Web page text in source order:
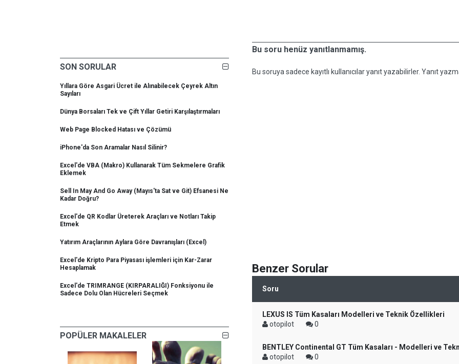
SON SORULAR
Yıllara Göre Asgari Ücret ile Alınabilecek Çeyrek Altın
Sayıları
Dünya Borsaları Tek ve Çift Yıllar Getiri Karşılaştırmaları
Web Page Blocked Hatası ve Çözümü
iPhone'da Son Aramalar Nasıl Silinir?
Excel'de VBA (Makro) Kullanarak Tüm Sekmelere Grafik
Eklemek
Sell In May And Go Away (Mayıs'ta Sat ve Git) Efsanesi Ne
Kadar Doğru?
Excel'de QR Kodlar Üreterek Araçları ve Notları Takip
Etmek
Yatırım Araçlarının Aylara Göre Davranışları (Excel)
Excel'de Kripto Para Piyasası işlemleri için Kar-Zarar
Hesaplamak
Excel'de TRIMRANGE (KIRPARALIĞI) Fonksiyonu ile
Sadece Dolu Olan Hücreleri Seçmek
POPÜLER MAKALELER
Bu soru henüz yanıtlanmamış.
Bu soruya sadece kayıtlı kullanıcılar yanıt yazabilirler. Yanıt
Benzer Sorular
Soru
LEXUS IS Tüm Kasaları Modelleri ve Teknik Özellikleri
otopilot
0
BENTLEY Continental GT Tüm Kasaları - Modelleri ve
otopilot
0